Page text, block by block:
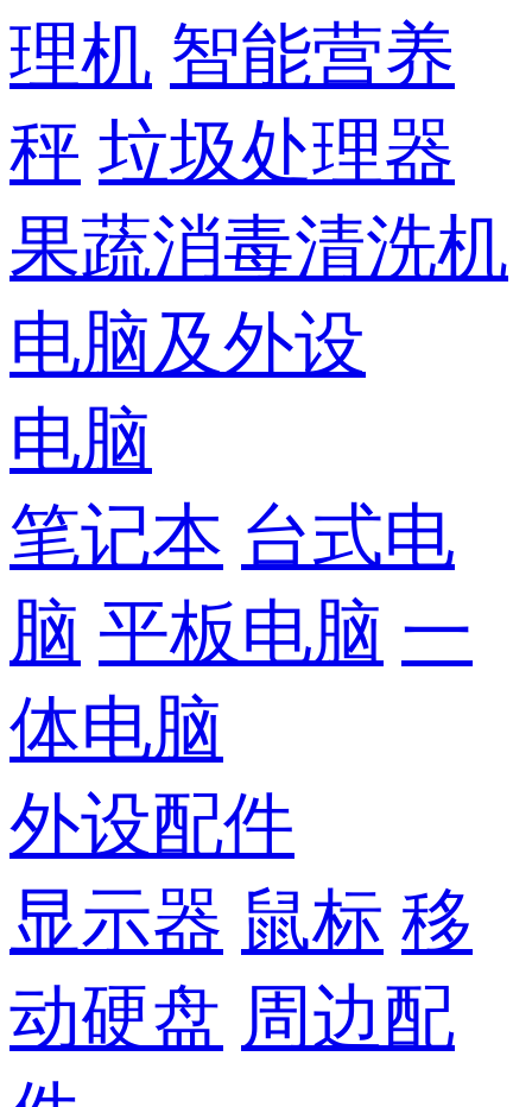
理机 智能营养
秤 垃圾处理器
果蔬消毒清洗机
电脑及外设
电脑
笔记本 台式电
脑 平板电脑 一
体电脑
外设配件
显示器 鼠标 移
动硬盘 周边配